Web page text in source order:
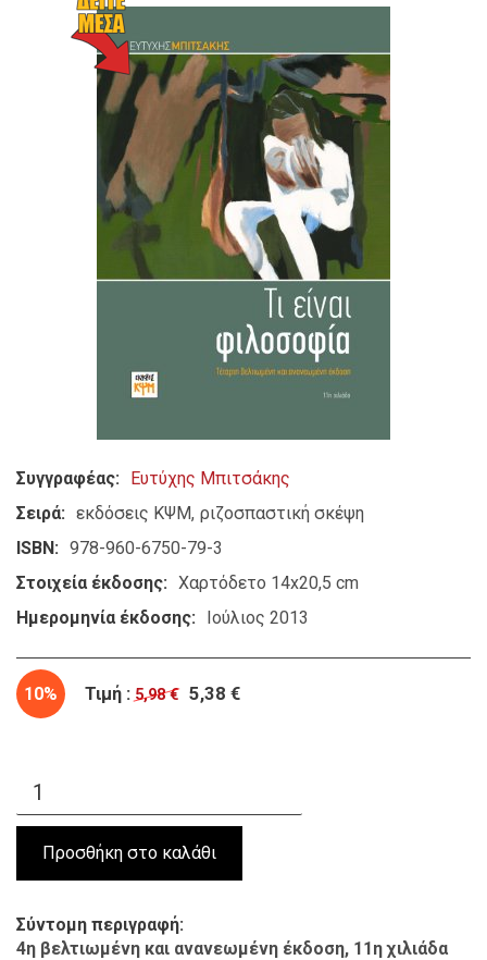
Συγγραφέας
Ευτύχης Μπιτσάκης
Σειρά
εκδόσεις ΚΨΜ ριζοσπαστική σκέψη
ISBN
978-960-6750-79-3
Στοιχεία έκδοσης
Χαρτόδετο 14x20,5 cm
Ημερομηνία έκδοσης
Ιούλιος 2013
10% Τιμή : 5,98 € 5,38 €
Σύντομη περιγραφή
4η βελτιωμένη και ανανεωμένη έκδοση, 11η χιλιάδα